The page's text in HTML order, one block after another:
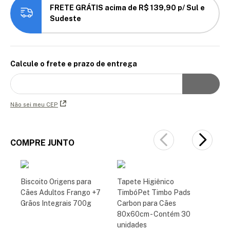
FRETE GRÁTIS acima de R$ 139,90 p/ Sul e
Sudeste
Calcule o frete e prazo de entrega
Não sei meu CEP
COMPRE JUNTO
Biscoito Origens para
Cães Adultos Frango +7
Grãos Integrais 700g
Tapete Higiênico
TimbóPet Timbo Pads
Carbon para Cães
80x60cm - Contém 30
unidades